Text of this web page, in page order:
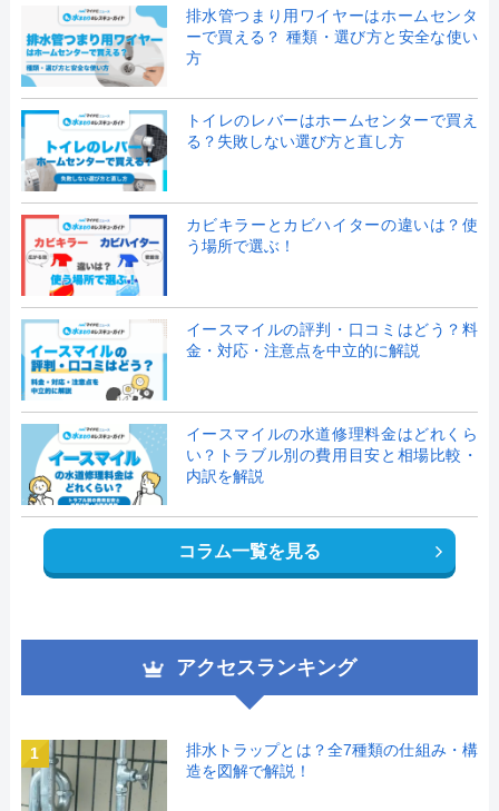
排水管つまり用ワイヤーはホームセンタ
ーで買える？ 種類・選び方と安全な使い
方
トイレのレバーはホームセンターで買え
る？失敗しない選び方と直し方
カビキラーとカビハイターの違いは？使
う場所で選ぶ！
イースマイルの評判・口コミはどう？料
金・対応・注意点を中立的に解説
イースマイルの水道修理料金はどれくら
い？トラブル別の費用目安と相場比較・
内訳を解説
コラム一覧を見る
アクセスランキング
1
排水トラップとは？全7種類の仕組み・構
造を図解で解説！